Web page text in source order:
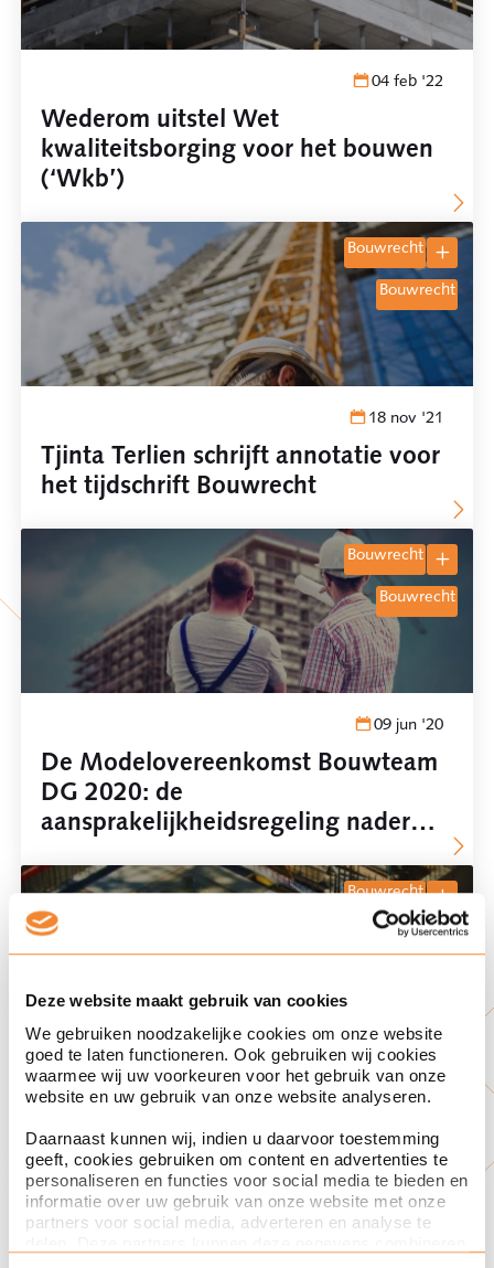
Deze website maakt gebruik van cookies
We gebruiken noodzakelijke cookies om onze website
goed te laten functioneren. Ook gebruiken wij cookies
waarmee wij uw voorkeuren voor het gebruik van onze
website en uw gebruik van onze website analyseren.
Daarnaast kunnen wij, indien u daarvoor toestemming
geeft, cookies gebruiken om content en advertenties te
personaliseren en functies voor social media te bieden en
informatie over uw gebruik van onze website met onze
partners voor social media, adverteren en analyse te
04 feb '22
Wederom uitstel Wet
kwaliteitsborging voor het bouwen
(‘Wkb’)
bouwrecht
bouwrecht
18 nov '21
Tjinta Terlien schrijft annotatie voor
het tijdschrift Bouwrecht
bouwrecht
bouwrecht
09 jun '20
De Modelovereenkomst Bouwteam
DG 2020: de
aansprakelijkheidsregeling nader
bouwrecht
wet kwaliteitsborging voo
24 apr '20
Wet Kwaliteitsborging voor het
Bouwen uitgesteld
bouwrecht